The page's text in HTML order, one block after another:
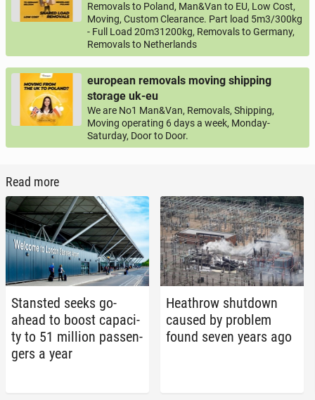
Removals to Poland, Man&Van to EU, Low Cost,
Moving, Custom Clearance. Part load 5m3/300kg
- Full Load 20m31200kg, Removals to Germany,
Removals to Netherlands
european removals moving shipping
storage uk-eu
We are No1 Man&Van, Removals, Shipping,
Moving operating 6 days a week, Monday-
Saturday, Door to Door.
Read more
Stanst­ed seeks go-
ahead to boost ca­pac­i­
ty to 51 million pas­sen­
gers a year
Heathrow shut­down
caused by problem
found seven years ago